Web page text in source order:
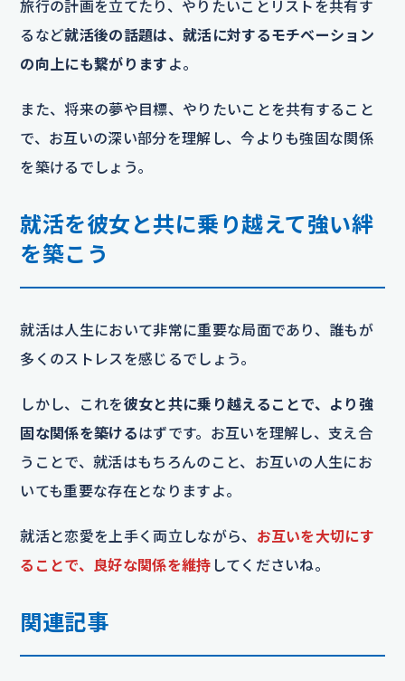
旅行の計画を立てたり、やりたいことリストを共有す
るなど就活後の話題は、就活に対するモチベーション
の向上にも繋がります よ。
また、将来の夢や目標、やりたいことを共有すること
で、お互いの深い部分を理解し、今よりも強固な関係
を築けるでしょう。
就活を彼女と共に乗り越えて強い絆
を築こう
就活は人生において非常に重要な局面であり、誰もが
多くのストレスを感じるでしょう。
しかし、これを彼女と共に乗り越えることで、より強
固な関係を築けるはずです。お互いを理解し、支え合
うことで、就活はもちろんのこと、お互いの人生にお
いても重要な存在となりますよ。
就活と恋愛を上手く両立しながら、 お互いを大切にす
ることで、良好な関係を維持 してくださいね。
関連記事